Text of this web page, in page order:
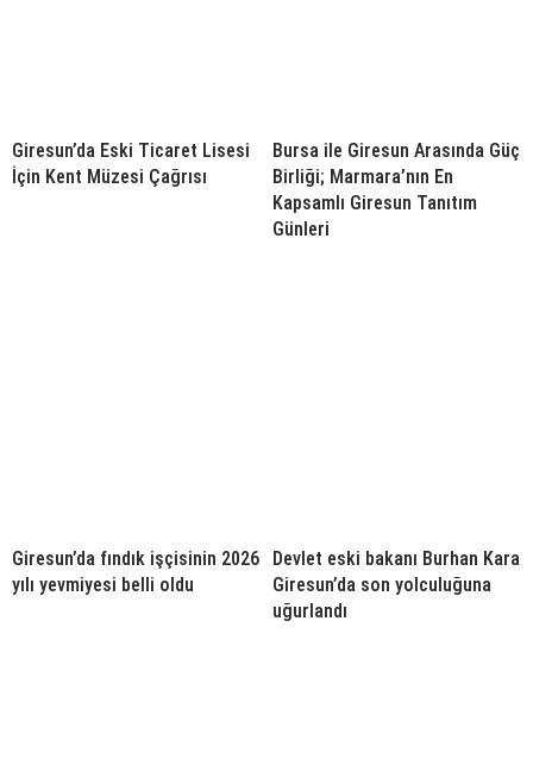
Giresun’da Eski Ticaret Lisesi
İçin Kent Müzesi Çağrısı
Bursa ile Giresun Arasında Güç
Birliği; Marmara’nın En
Kapsamlı Giresun Tanıtım
Günleri
Giresun’da fındık işçisinin 2026
yılı yevmiyesi belli oldu
Devlet eski bakanı Burhan Kara
Giresun’da son yolculuğuna
uğurlandı